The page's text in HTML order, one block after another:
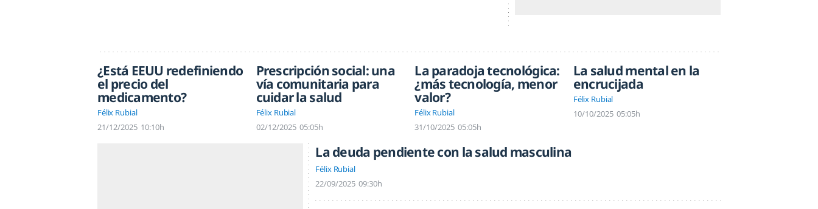
¿Está EEUU redefiniendo
el precio del
medicamento?
Félix Rubial
21/12/2025 10:10h
Prescripción social: una
vía comunitaria para
cuidar la salud
Félix Rubial
02/12/2025 05:05h
La paradoja tecnológica:
¿más tecnología, menor
valor?
Félix Rubial
31/10/2025 05:05h
La salud mental en la
encrucijada
Félix Rubial
10/10/2025 05:05h
La deuda pendiente con la salud masculina
Félix Rubial
22/09/2025 09:30h